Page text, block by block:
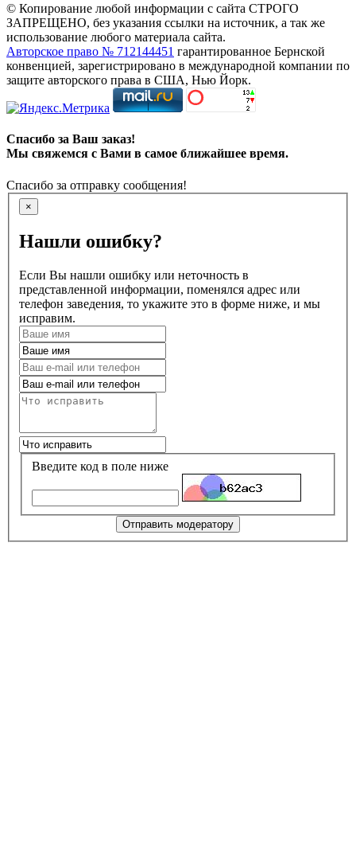
© Копирование любой информации с сайта СТРОГО
ЗАПРЕЩЕНО, без указания ссылки на источник, а так же
использование любого материала сайта.
Авторское право № 712144451 гарантированное Бернской
конвенцией, зарегистрировано в международной компании по
защите авторского права в США, Нью Йорк.
Спасибо за Ваш заказ!
Мы свяжемся с Вами в самое ближайшее время.
Спасибо за отправку сообщения!
×
Нашли ошибку?
Если Вы нашли ошибку или неточность в
представленной информации, поменялся адрес или
телефон заведения, то укажите это в форме ниже, и мы
исправим.
Введите код в поле ниже
Отправить модератору